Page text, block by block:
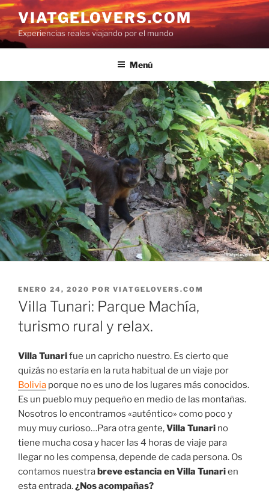
Saltar
al
contenido
VIATGELOVERS.COM
Experiencias reales viajando por el mundo
Menú
PUBLICADO
EL
ENERO 24, 2020 POR VIATGELOVERS.COM
Villa Tunari: Parque Machía,
turismo rural y relax.
Villa Tunarifue un capricho nuestro. Es cierto que
quizás no estaría en la ruta habitual de un viaje por
Bolivia porque no es uno de los lugares más conocidos.
Es un pueblo muy pequeño en medio de las montañas.
Nosotros lo encontramos «auténtico» como poco y
muy muy curioso…Para otra gente,Villa Tunari no
tiene mucha cosa y hacer las 4 horas de viaje para
llegar no les compensa, depende de cada persona. Os
contamos nuestrabreve estancia en Villa Tunarien
esta entrada.¿Nos acompañas?